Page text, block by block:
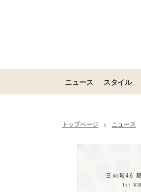
ニュース スタイル
トップページ > ニュース